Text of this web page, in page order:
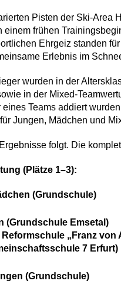
Pisten der Ski-Area
einem frühen
Ehrgeiz standen
Erlebnis im
wurden in der
in der Mixed-
Teams addiert
Jungen, Mädchen und
folgt. Die
(Plätze 1–3):
(Grundschule)
(Grundschule Emsetal)
Reformschule „Franz von
7 Erfurt)
(Grundschule)